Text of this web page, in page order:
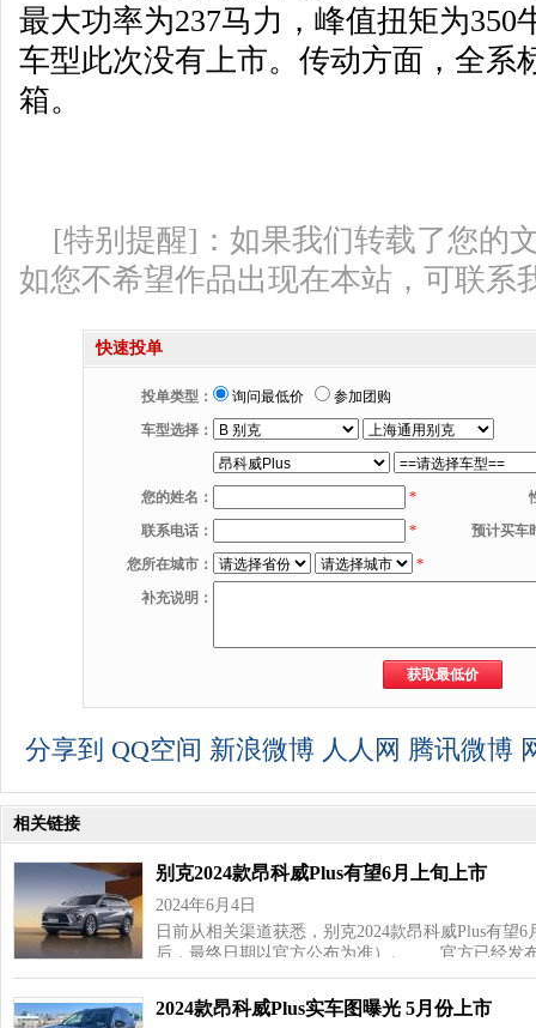
最大功率为237马力，峰值扭矩为350
车型此次没有上市。传动方面，全系
箱。
[特别提醒]：如果我们转载了您的
如您不希望作品出现在本站，可联系
快速投单
投单类型： 询问最低价
参加团购
车型选择：
您的姓名： *
联系电话：
*
预计买车
您所在城市：
*
补充说明：
分享到 QQ空间 新浪微博 人人网 腾讯微博
相关链接
别克2024款昂科威Plus有望6月上旬上市
2024年6月4日
日前从相关渠道获悉，别克2024款昂科威Plus有望
后，最终日期以官方公布为准）。 官方已经发
2024款昂科威Plus实车图曝光 5月份上市